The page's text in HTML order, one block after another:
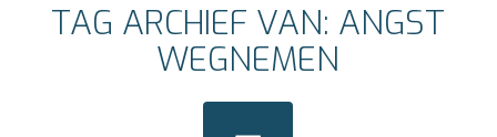
TAG ARCHIEF VAN: ANGST
WEGNEMEN